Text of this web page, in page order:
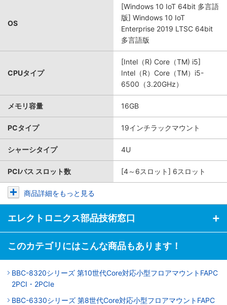
OS
[Windows 10 IoT 64bit 多言語
版] Windows 10 IoT
Enterprise 2019 LTSC 64bit
多言語版
CPUタイプ
[Intel（R) Core（TM) i5]
Intel（R）Core（TM）i5-
6500（3.20GHz）
メモリ容量 16GB
PCタイプ 19インチラックマウント
シャーシタイプ 4U
PCIバス スロット数 [4～6スロット] 6スロット
商品詳細をもっと見る
エレクトロニクス部品技術窓口
このカテゴリにはこんな商品もあります！
BBC-8320シリーズ 第10世代Core対応小型フロアマウントFAPC
2PCI・2PCIe
BBC-6330シリーズ 第8世代Core対応小型フロアマウントFAPC